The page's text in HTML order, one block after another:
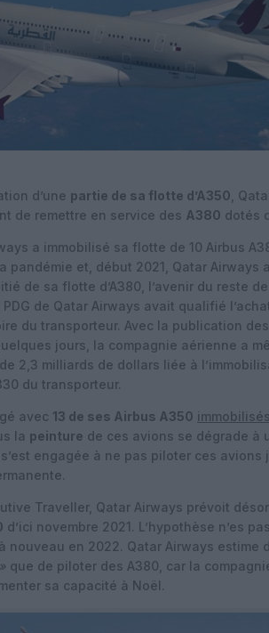
d’une partie de sa flotte d’A350 ,
de remettre en service des A380 dotés
a immobilisé sa flotte de 10 Airbus
pandémie et, début 2021, Qatar Airways
de sa flotte d’A380, l’avenir du reste
PDG de Qatar Airways avait qualifié
du transporteur. Avec la publication
jours, la compagnie aérienne a
2,3 milliards de dollars liée à
du transporteur.
avec 13 de ses Airbus A350 immobilisés
la peinture de ces avions se dégrade à
engagée à ne pas piloter ces avions
Traveller, Qatar Airways prévoit
d’ici novembre 2021. L’hypothèse n’es
nouveau en 2022. Qatar Airways estime
que de piloter des A380, car la
sa capacité à Noël.